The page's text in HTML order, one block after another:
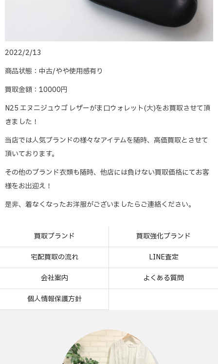
2022/2/13
商品状態：中古/やや使用感有り
買取金額：10000円
N25 エヌニジュウゴ レザーがま口ウォレット(大)をお買取させて頂
きました！
当店では人気ブランドの様々なアイテムを随時、高価買取とさせて
頂いております。
その他のブランド衣類も随時、他店には負けない買取価格にてお客
様をお出迎え！
是非、着なくなったお洋服がございましたらご連絡ください。
買取ブランド 買取強化ブランド
宅配買取の流れ LINE査定
会社案内 よくある質問
個人情報保護方針